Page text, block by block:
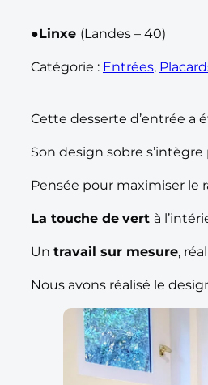
●Linxe (Landes – 40)
Catégorie : Entrées,
Cette desserte d’entrée a
Son design sobre
Pensée pour maximiser le
La touche de vert à
Un travail sur mesure,
Nous avons réalisé le